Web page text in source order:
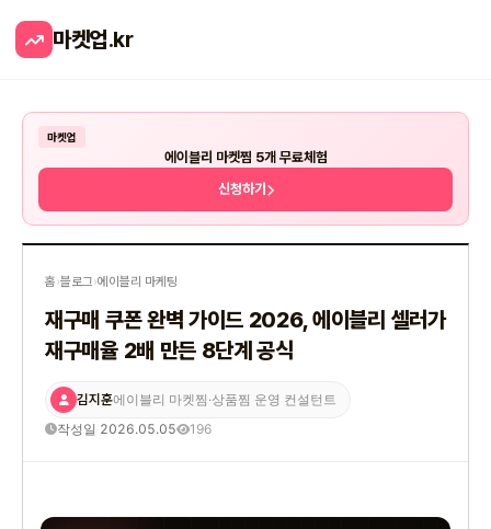
마켓업.kr
마켓업
에이블리 마켓찜 5개 무료체험
신청하기
홈›블로그›에이블리 마케팅
재구매 쿠폰 완벽 가이드 2026, 에이블리 셀러가
재구매율 2배 만든 8단계 공식
김지훈에이블리 마켓찜·상품찜 운영 컨설턴트
작성일 2026.05.05 196